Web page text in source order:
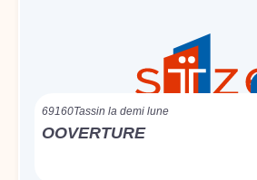
69160Tassin la demi lune
OOVERTURE